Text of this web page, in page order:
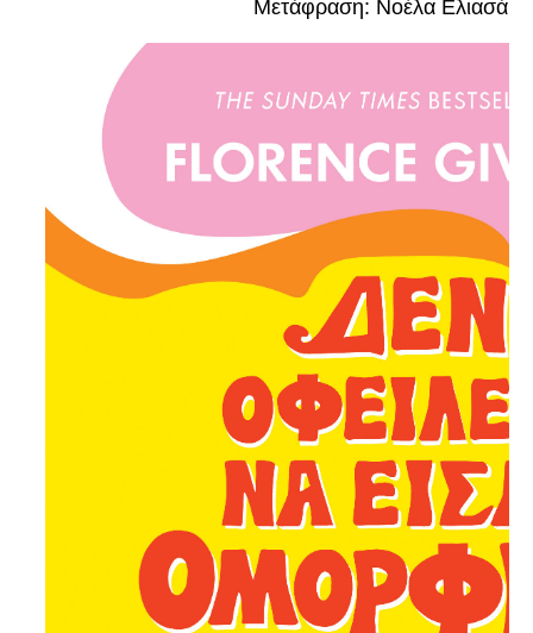
Μετάφραση: Νοέλα Ελιασά